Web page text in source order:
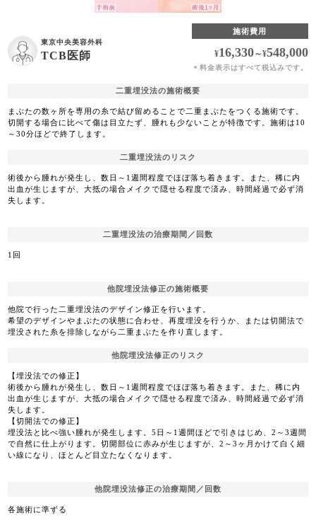
東京中央美容外科
TCB医師
施術費用
¥16,330～¥548,000
＊ 料金表示はすべて税込みです。
二重埋没法の施術概要
まぶたの数ヶ所を専用の糸で結び留めることで二重まぶたをつくる施術です。
切開する場合に比べて傷は目立たず、腫れも少ないことが特徴です。施術は10
～30分ほどで終了します。
二重埋没法のリスク
術後から腫れが発生し、数日～1週間程度でほぼ落ち着きます。また、稀に内
出血が生じますが、大抵の場合メイクで隠せる程度で済み、時間経過で必ず消
失します。
二重埋没法の治療期間／回数
1回
他院埋没法修正の施術概要
他院で行った二重埋没法のデザイン修正を行います。
希望のデザインやまぶたの状態に合わせ、再度埋没を行うか、または切開法で
埋没された糸を排除しながら二重まぶたを作り直します。
他院埋没法修正のリスク
【埋没法での修正】
術後から腫れが発生し、数日～1週間程度でほぼ落ち着きます。また、稀に内
出血が生じますが、大抵の場合メイクで隠せる程度で済み、時間経過で必ず消
失します。
【切開法での修正】
埋没法と比べ強い腫れが発生します。5日～1週間ほどで引きはじめ、2～3週間
で自然に仕上がります。切開部位に赤みが生じますが、2～3ヶ月かけて白く細
い線になり、ほとんど目立たなくなります。
他院埋没法修正の治療期間／回数
各施術に準ずる